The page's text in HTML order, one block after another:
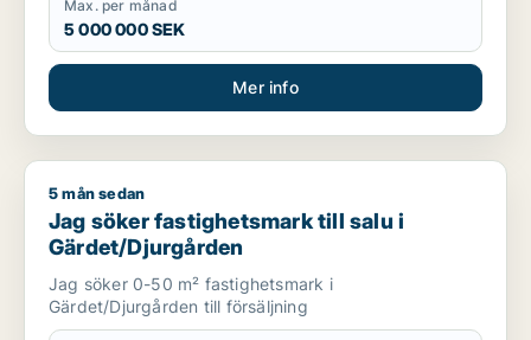
Max. per månad
5 000 000 SEK
Mer info
Jag söker fastighetsmark till salu i Gärdet/Djurgården
5 mån sedan
Jag söker fastighetsmark till salu i
Gärdet/Djurgården
Jag söker 0-50 m² fastighetsmark i
Gärdet/Djurgården till försäljning